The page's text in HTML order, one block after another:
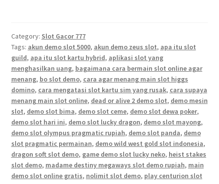
Category: Slot Gacor 777
Tags: akun demo slot 5000, akun demo zeus slot, apa itu slot
guild, apa itu slot kartu hybrid, aplikasi slot yang
menghasilkan uang, bagaimana cara bermain slot online agar
menang, bo slot demo, cara agar menang main slot higgs
domino, cara mengatasi slot kartu sim yang rusak, cara supaya
menang main slot online, dead or alive 2 demo slot, demo mesin
slot, demo slot bima, demo slot ceme, demo slot dewa poker,
demo slot hari ini, demo slot lucky dragon, demo slot mayong,
demo slot olympus pragmatic rupiah, demo slot panda, demo
slot pragmatic permainan, demo wild west gold slot indonesia,
dragon soft slot demo, game demo slot lucky neko, heist stakes
slot demo, madame destiny megaways slot demo rupiah, main
demo slot online gratis, nolimit slot demo, play centurion slot